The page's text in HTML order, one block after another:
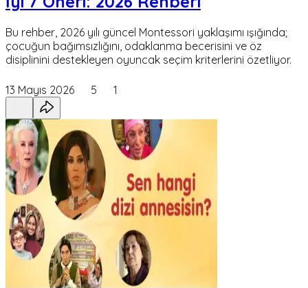
Bu rehber, 2026 yılı güncel Montessori yaklaşımı ışığında;
çocuğun bağımsızlığını, odaklanma becerisini ve öz
disiplinini destekleyen oyuncak seçim kriterlerini özetliyor.
13 Mayıs 2026 5 1